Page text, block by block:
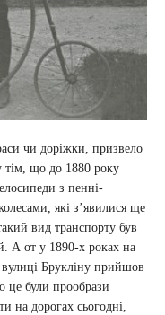
чи доріжки, призвело
тім, що до 1880 року
з пенні-
які з’явилися ще
вид транспорту був
А от у 1890-х роках на
Брукліну прийшов
це були прообрази
на дорогах сьогодні,